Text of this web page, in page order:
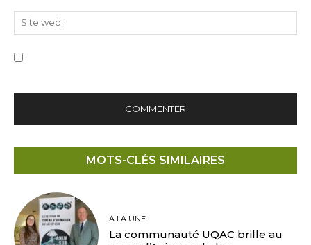
MOTS-CLÉS SIMILAIRES
À LA UNE
La communauté UQAC brille au